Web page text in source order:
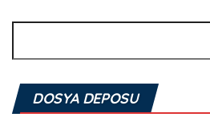
DOSYA DEPOSU